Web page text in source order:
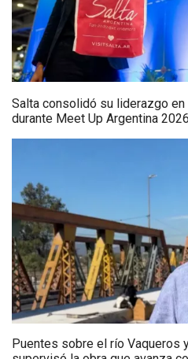
Salta consolidó su liderazgo
durante Meet Up Argentina 2026
Puentes sobre el río Vaqueros